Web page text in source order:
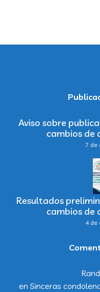
Aviso sobre
cambios de
7 de
Resultados
cambios de
4 de
en Sinceras